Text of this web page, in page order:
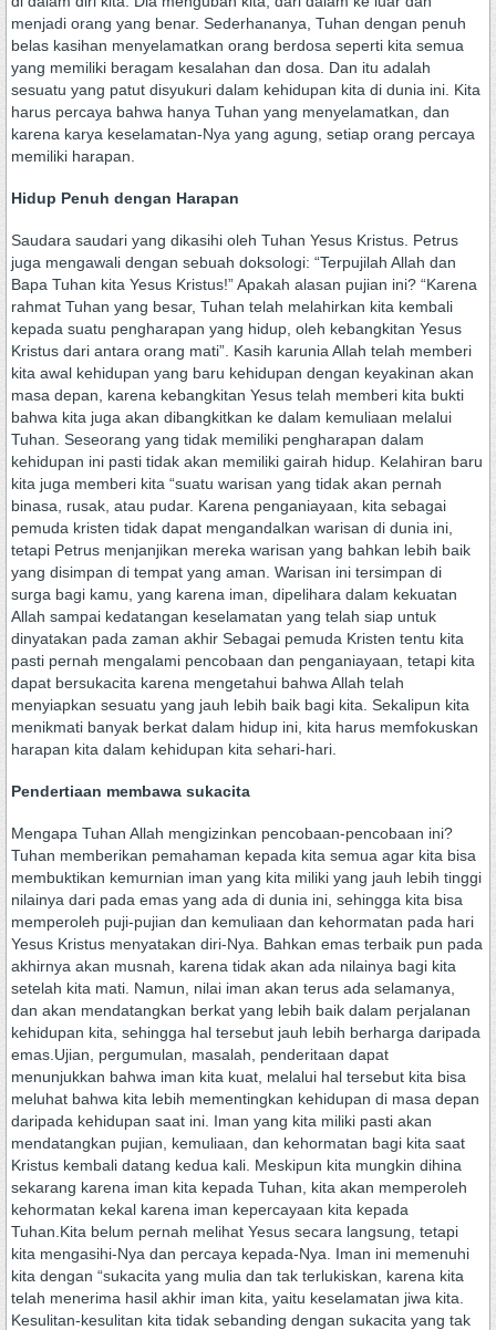
menjadi orang yang benar. Sederhananya, Tuhan dengan penuh
belas kasihan menyelamatkan orang berdosa seperti kita semua
yang memiliki beragam kesalahan dan dosa. Dan itu adalah
sesuatu yang patut disyukuri dalam kehidupan kita di dunia ini. Kita
harus percaya bahwa hanya Tuhan yang menyelamatkan, dan
karena karya keselamatan-Nya yang agung, setiap orang percaya
memiliki harapan.
Hidup Penuh dengan Harapan
Saudara saudari yang dikasihi oleh Tuhan Yesus Kristus. Petrus
juga mengawali dengan sebuah doksologi: “Terpujilah Allah dan
Bapa Tuhan kita Yesus Kristus!” Apakah alasan pujian ini? “Karena
rahmat Tuhan yang besar, Tuhan telah melahirkan kita kembali
kepada suatu pengharapan yang hidup, oleh kebangkitan Yesus
Kristus dari antara orang mati”. Kasih karunia Allah telah memberi
kita awal kehidupan yang baru kehidupan dengan keyakinan akan
masa depan, karena kebangkitan Yesus telah memberi kita bukti
bahwa kita juga akan dibangkitkan ke dalam kemuliaan melalui
Tuhan. Seseorang yang tidak memiliki pengharapan dalam
kehidupan ini pasti tidak akan memiliki gairah hidup. Kelahiran baru
kita juga memberi kita “suatu warisan yang tidak akan pernah
binasa, rusak, atau pudar. Karena penganiayaan, kita sebagai
pemuda kristen tidak dapat mengandalkan warisan di dunia ini,
tetapi Petrus menjanjikan mereka warisan yang bahkan lebih baik
yang disimpan di tempat yang aman. Warisan ini tersimpan di
surga bagi kamu, yang karena iman, dipelihara dalam kekuatan
Allah sampai kedatangan keselamatan yang telah siap untuk
dinyatakan pada zaman akhir Sebagai pemuda Kristen tentu kita
pasti pernah mengalami pencobaan dan penganiayaan, tetapi kita
dapat bersukacita karena mengetahui bahwa Allah telah
menyiapkan sesuatu yang jauh lebih baik bagi kita. Sekalipun kita
menikmati banyak berkat dalam hidup ini, kita harus memfokuskan
harapan kita dalam kehidupan kita sehari-hari.
Pendertiaan membawa sukacita
Mengapa Tuhan Allah mengizinkan pencobaan-pencobaan ini?
Tuhan memberikan pemahaman kepada kita semua agar kita bisa
membuktikan kemurnian iman yang kita miliki yang jauh lebih tinggi
nilainya dari pada emas yang ada di dunia ini, sehingga kita bisa
memperoleh puji-pujian dan kemuliaan dan kehormatan pada hari
Yesus Kristus menyatakan diri-Nya. Bahkan emas terbaik pun pada
akhirnya akan musnah, karena tidak akan ada nilainya bagi kita
setelah kita mati. Namun, nilai iman akan terus ada selamanya,
dan akan mendatangkan berkat yang lebih baik dalam perjalanan
kehidupan kita, sehingga hal tersebut jauh lebih berharga daripada
emas.Ujian, pergumulan, masalah, penderitaan dapat
menunjukkan bahwa iman kita kuat, melalui hal tersebut kita bisa
meluhat bahwa kita lebih mementingkan kehidupan di masa depan
daripada kehidupan saat ini. Iman yang kita miliki pasti akan
mendatangkan pujian, kemuliaan, dan kehormatan bagi kita saat
Kristus kembali datang kedua kali. Meskipun kita mungkin dihina
sekarang karena iman kita kepada Tuhan, kita akan memperoleh
kehormatan kekal karena iman kepercayaan kita kepada
Tuhan.Kita belum pernah melihat Yesus secara langsung, tetapi
kita mengasihi-Nya dan percaya kepada-Nya. Iman ini memenuhi
kita dengan “sukacita yang mulia dan tak terlukiskan, karena kita
telah menerima hasil akhir iman kita, yaitu keselamatan jiwa kita.
Kesulitan-kesulitan kita tidak sebanding dengan sukacita yang tak